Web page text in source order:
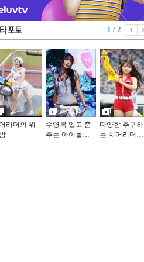
1 / 2
리더의 워
수영복 입고 춤
추는 아이돌…
다양함 추구하
는 치어리더…